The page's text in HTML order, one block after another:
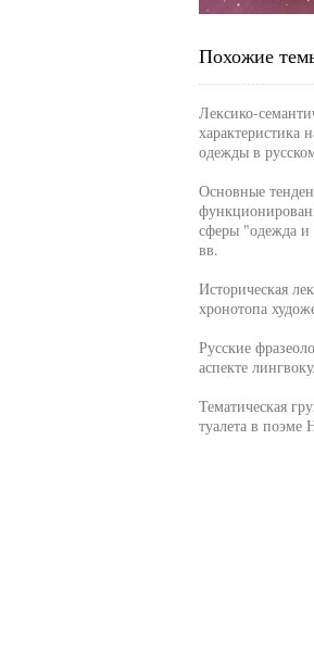
Похожие
Лексико-
характеристика
одежды в
Основные
сферы "одежда
вв.
Историческая
хронотопа
Русские
аспекте
Тематическая
туалета в